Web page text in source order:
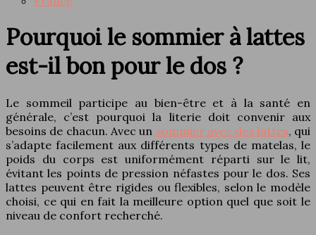
Pourquoi le sommier à lattes
est-il bon pour le dos ?
Le sommeil participe au bien-être et à la santé en
générale, c’est pourquoi la literie doit convenir aux
besoins de chacun. Avec un sommier avec des lattes, qui
s’adapte facilement aux différents types de matelas, le
poids du corps est uniformément réparti sur le lit,
évitant les points de pression néfastes pour le dos. Ses
lattes peuvent être rigides ou flexibles, selon le modèle
choisi, ce qui en fait la meilleure option quel que soit le
niveau de confort recherché.